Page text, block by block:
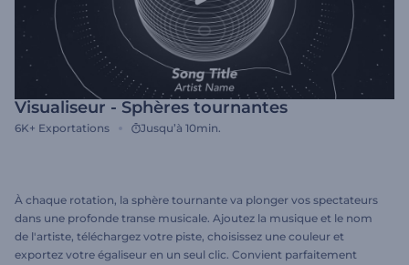
Visualiseur - Sphères tournantes
6K+ Exportations Jusqu’à 10min.
À chaque rotation, la sphère tournante va plonger vos spectateurs
dans une profonde transe musicale. Ajoutez la musique et le nom
de l'artiste, téléchargez votre piste, choisissez une couleur et
exportez votre égaliseur en un seul clic. Convient parfaitement